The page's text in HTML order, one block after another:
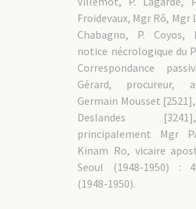
Froidevaux, Mgr Rô, Mgr
Chabagno, P. Coyos,
notice nécrologique du
Correspondance
Gérard, procureur,
Germain Mousset [2521],
Deslandes
principalement Mgr
Kinam Ro, vicaire
Seoul (1948-1950) :
(1948-1950).